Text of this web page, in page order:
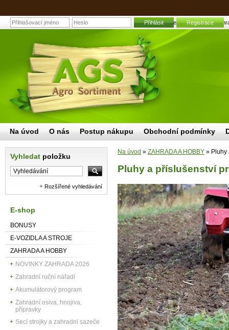
Pluhy a příslušenství pro orbu |
Přihlásit Registrace
Vyhledat položku
Rozšířené vyhledávání
E-shop
BONUSY
E-VOZIDLA A STROJE
ZAHRADA A HOBBY
NOVINKY ZAHRADA 2026
Zahradní ruční nářadí
Akumulátorový program
Zahradní osiva, hnojiva,
přípravky
Secí strojky a zahradní sazeče
Na úvod » ZAHRADA A HOBBY » Pluhy
Pluhy a příslušenství
Na úvod O nás Postup nákupu Obchodní podmínky